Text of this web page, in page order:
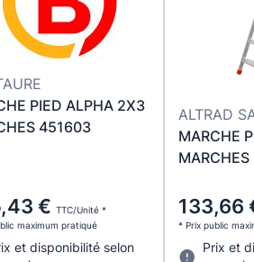
PIED ALPHA 2X3
451603
€ TTC/Unité *
maximum pratiqué
et disponibilité selon
ALTRAD
MARCHE
133,66
* Prix public
Prix et